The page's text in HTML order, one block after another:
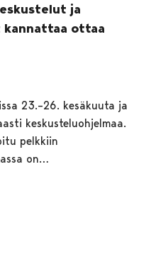
ja
kannattaa ottaa
23.–26. kesäkuuta ja
keskusteluohjelmaa.
pelkkiin
on…